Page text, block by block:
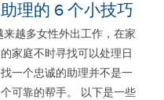
理的 6 个小技巧
越多女性外出工作，在家
家庭不时寻找可以处理日
一个忠诚的助理并不是一
可靠的帮手。 以下是一些